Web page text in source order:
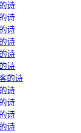
诗
诗
诗
诗
诗
诗
的诗
诗
诗
诗
诗